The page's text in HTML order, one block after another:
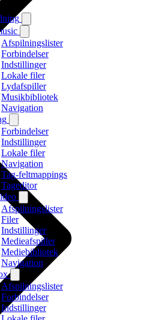
Afspilningslister
Forbindelser
Indstillinger
Lokale filer
Lydafspiller
Musikbibliotek
Navigation
Forbindelser
Indstillinger
Lokale filer
Navigation
Tag-feltmappings
Tageditor
Afspilningslister
Filer
Indstillinger
Medieafspiller
Mediebibliotek
Navigation
Afspilningslister
Forbindelser
Indstillinger